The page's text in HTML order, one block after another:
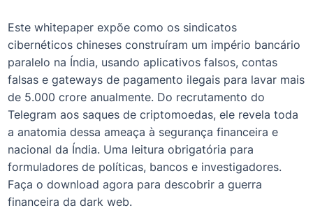
Este whitepaper expõe como os sindicatos
cibernéticos chineses construíram um império bancário
paralelo na Índia, usando aplicativos falsos, contas
falsas e gateways de pagamento ilegais para lavar mais
de 5.000 crore anualmente. Do recrutamento do
Telegram aos saques de criptomoedas, ele revela toda
a anatomia dessa ameaça à segurança financeira e
nacional da Índia. Uma leitura obrigatória para
formuladores de políticas, bancos e investigadores.
Faça o download agora para descobrir a guerra
financeira da dark web.